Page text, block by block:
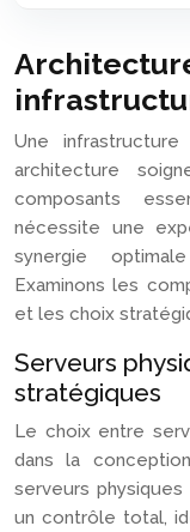
Une
architecture
composants
nécessite une
synergie
Examinons les
et les choix
Serveurs
stratégiques
Le choix entre
dans la
serveurs
un contrôle total,